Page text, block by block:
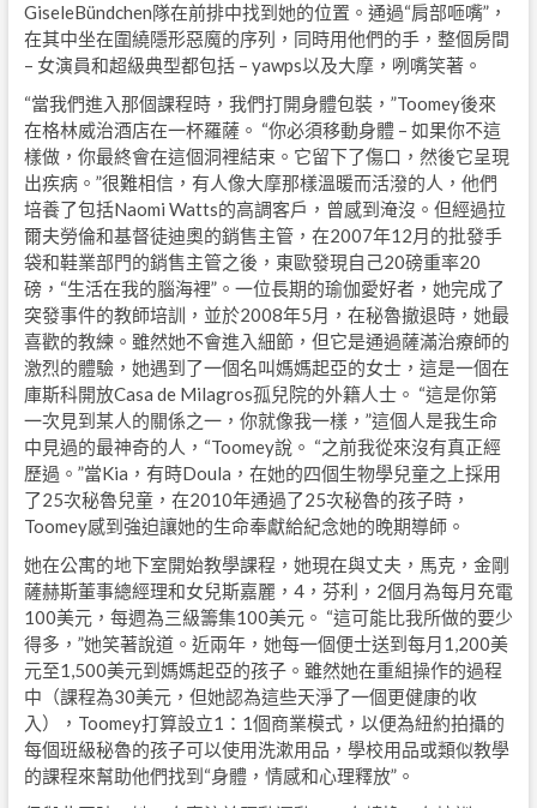
GiseleBündchen隊在前排中找到她的位置。通過“肩部咂嘴”，
在其中坐在圍繞隱形惡魔的序列，同時用他們的手，整個房間
– 女演員和超級典型都包括 – yawps以及大摩，咧嘴笑著。
“當我們進入那個課程時，我們打開身體包裝，”Toomey後來
在格林威治酒店在一杯羅薩。 “你必須移動身體 – 如果你不這
樣做，你最終會在這個洞裡結束。它留下了傷口，然後它呈現
出疾病。”很難相信，有人像大摩那樣溫暖而活潑的人，他們
培養了包括Naomi Watts的高調客戶，曾感到淹沒。但經過拉
爾夫勞倫和基督徒迪奧的銷售主管，在2007年12月的批發手
袋和鞋業部門的銷售主管之後，東歐發現自己20磅重率20
磅，“生活在我的腦海裡”。一位長期的瑜伽愛好者，她完成了
突發事件的教師培訓，並於2008年5月，在秘魯撤退時，她最
喜歡的教練。雖然她不會進入細節，但它是通過薩滿治療師的
激烈的體驗，她遇到了一個名叫媽媽起亞的女士，這是一個在
庫斯科開放Casa de Milagros孤兒院的外籍人士。 “這是你第
一次見到某人的關係之一，你就像我一樣，”這個人是我生命
中見過的最神奇的人，“Toomey說。 “之前我從來沒有真正經
歷過。”當Kia，有時Doula，在她的四個生物學兒童之上採用
了25次秘魯兒童，在2010年通過了25次秘魯的孩子時，
Toomey感到強迫讓她的生命奉獻給紀念她的晚期導師。
她在公寓的地下室開始教學課程，她現在與丈夫，馬克，金剛
薩赫斯董事總經理和女兒斯嘉麗，4，芬利，2個月為每月充電
100美元，每週為三級籌集100美元。 “這可能比我所做的要少
得多，”她笑著說道。近兩年，她每一個便士送到每月1,200美
元至1,500美元到媽媽起亞的孩子​​。雖然她在重組操作的過程
中（課程為30美元，但她認為這些天淨了一個更健康的收
入），Toomey打算設立1：1個商業模式，以便為紐約拍攝的
每個班級秘魯的孩子可以使用洗漱用品，學校用品或類似教學
的課程來幫助他們找到“身體，情感和心理釋放”。